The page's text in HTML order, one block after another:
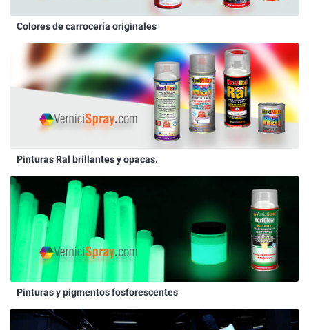
Colores de carrocería originales
Pinturas Ral brillantes y opacas.
Pinturas y pigmentos fosforescentes